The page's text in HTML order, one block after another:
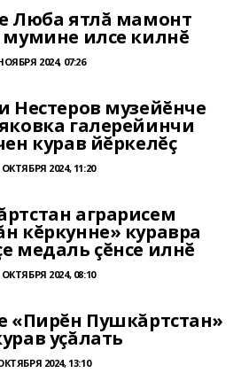
Люба ятлă мамонт
мумине илсе килнĕ
2024, 07:26
Нестеров музейĕнче
галерейинчи
курав йĕркелĕç
ОКТЯБРЯ 2024, 11:20
аграрисем
кĕркунне» куравра
медаль çĕнсе илнĕ
ОКТЯБРЯ 2024, 08:10
«Пирĕн Пушкăртстан»
уçăлать
2024, 13:10